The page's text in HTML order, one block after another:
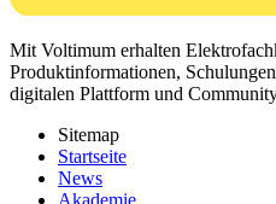
Mit Voltimum erhalten
Produktinformationen,
digitalen Plattform und
Sitemap
Startseite
News